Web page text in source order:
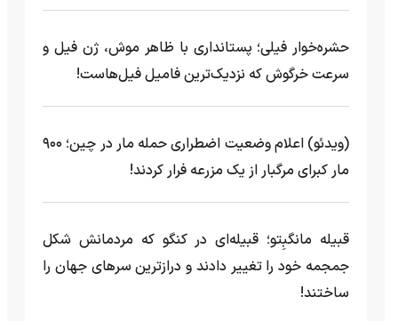
حشره‌خوار فیلی؛ پستانداری با ظاهر موش، ژن فیل و
سرعت خرگوش که نزدیک‌ترین فامیل فیل‌هاست!
(ویدئو) اعلام وضعیت اضطراری حمله مار‌ در چین؛ ۹۰۰
مار کبرای مرگبار از یک مزرعه‌ فرار کردند!
قبیله مانگبِتو؛ قبیله‌ای در کنگو که مردمانش شکل
جمجمه خود را تغییر دادند و درازترین سرهای جهان را
ساختند!